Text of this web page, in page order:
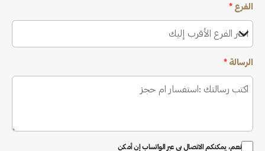
الفرع *
اختر الفرع الأقرب إليك
الرسالة *
نعم، يمكنكم الاتصال بي عبر الواتساب إن أمكن